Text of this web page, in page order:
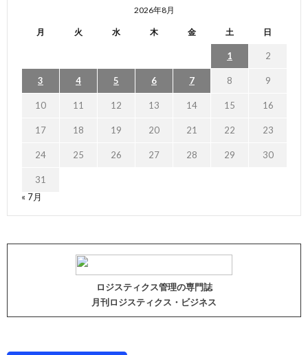
2026年8月
月 火 水 木 金 土 日
1 2
3 4 5 6 7 8 9
10 11 12 13 14 15 16
17 18 19 20 21 22 23
24 25 26 27 28 29 30
31
« 7月
ロジスティクス管理の専門誌
月刊ロジスティクス・ビジネス